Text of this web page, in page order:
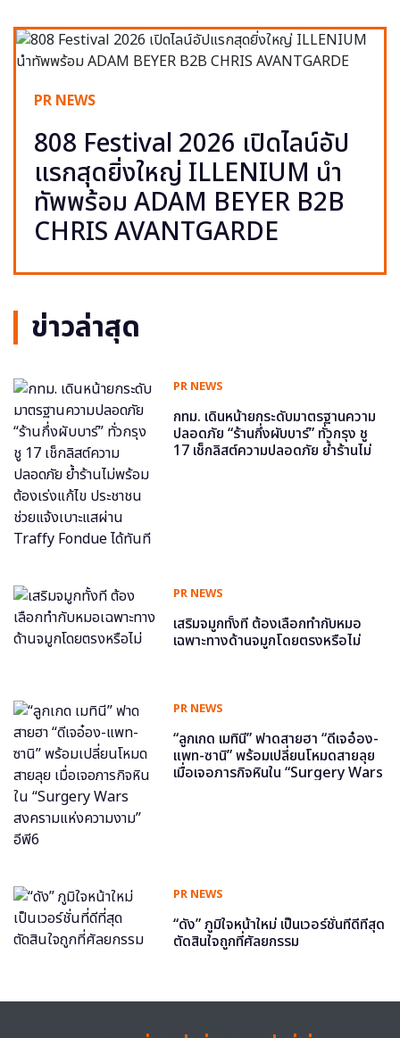
PR NEWS
808 Festival 2026 เปิดไลน์อัป
แรกสุดยิ่งใหญ่ ILLENIUM นำ
ทัพพร้อม ADAM BEYER B2B
CHRIS AVANTGARDE
ข่าวล่าสุด
PR NEWS
กทม. เดินหน้ายกระดับมาตรฐานความ
ปลอดภัย “ร้านกึ่งผับบาร์” ทั่วกรุง ชู
17 เช็กลิสต์ความปลอดภัย ย้ำร้านไม่
PR NEWS
เสริมจมูกทั้งที ต้องเลือกทำกับหมอ
เฉพาะทางด้านจมูกโดยตรงหรือไม่
PR NEWS
“ลูกเกด เมทินี” ฟาดสายฮา “ดีเจอ๋อง-
แพท-ซานิ” พร้อมเปลี่ยนโหมดสายลุย
เมื่อเจอภารกิจหินใน “Surgery Wars
PR NEWS
“ดัง” ภูมิใจหน้าใหม่ เป็นเวอร์ชั่นที่ดีที่สุด
ตัดสินใจถูกที่ศัลยกรรม